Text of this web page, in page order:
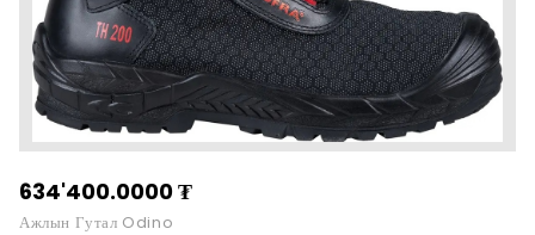
634'400.0000₮
Ажлын Гутал Odino